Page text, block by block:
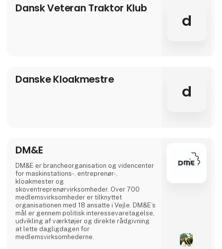
Dansk Veteran Traktor Klub
d
Danske Kloakmestre
d
DM&E
DM&E er brancheorganisation og videncenter
for maskinstations-, entreprenør-,
kloakmester og
skoventreprenørvirksomheder. Over 700
medlemsvirksomheder er tilknyttet
organisationen med 18 ansatte i Vejle. DM&E’s
mål er gennem politisk interessevaretagelse,
udvikling af værktøjer og direkte rådgivning
at lette dagligdagen for
medlemsvirksomhederne.